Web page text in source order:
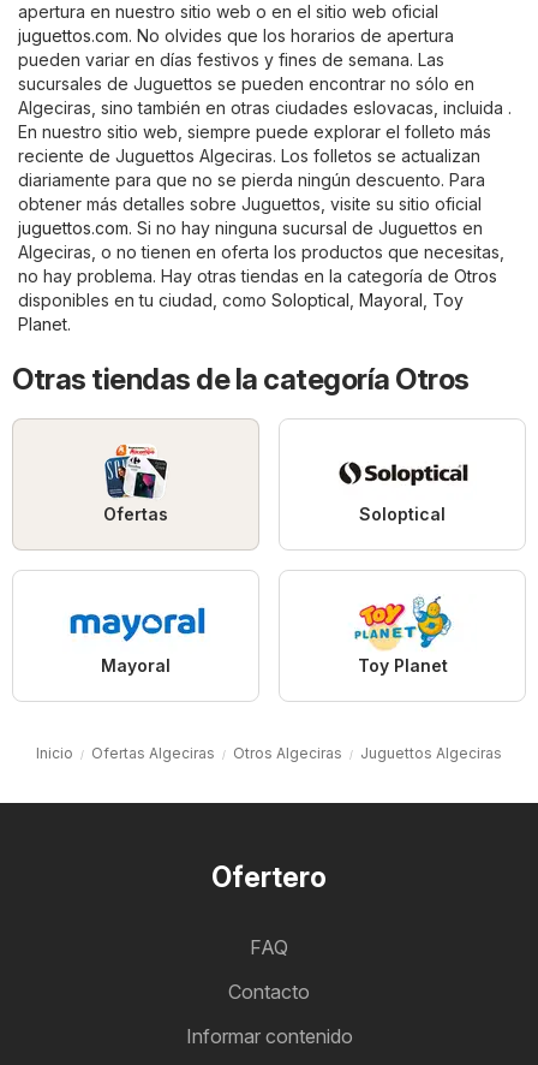
apertura en nuestro sitio web o en el sitio web oficial
juguettos.com. No olvides que los horarios de apertura
pueden variar en días festivos y fines de semana. Las
sucursales de Juguettos se pueden encontrar no sólo en
Algeciras, sino también en otras ciudades eslovacas, incluida .
En nuestro sitio web, siempre puede explorar el folleto más
reciente de Juguettos Algeciras. Los folletos se actualizan
diariamente para que no se pierda ningún descuento. Para
obtener más detalles sobre Juguettos, visite su sitio oficial
juguettos.com. Si no hay ninguna sucursal de Juguettos en
Algeciras, o no tienen en oferta los productos que necesitas,
no hay problema. Hay otras tiendas en la categoría de Otros
disponibles en tu ciudad, como Soloptical, Mayoral, Toy
Planet.
Otras tiendas de la categoría Otros
Ofertas Soloptical
Mayoral Toy Planet
Inicio Ofertas Algeciras Otros Algeciras Juguettos Algeciras
Ofertero
FAQ
Contacto
Informar contenido